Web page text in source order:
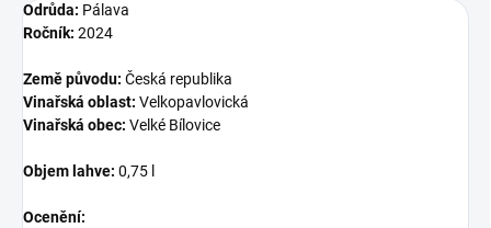
Odrůda: Pálava
Ročník: 2024
Země původu: Česká republika
Vinařská oblast: Velkopavlovická
Vinařská obec: Velké Bílovice
Objem lahve: 0,75 l
Ocenění: